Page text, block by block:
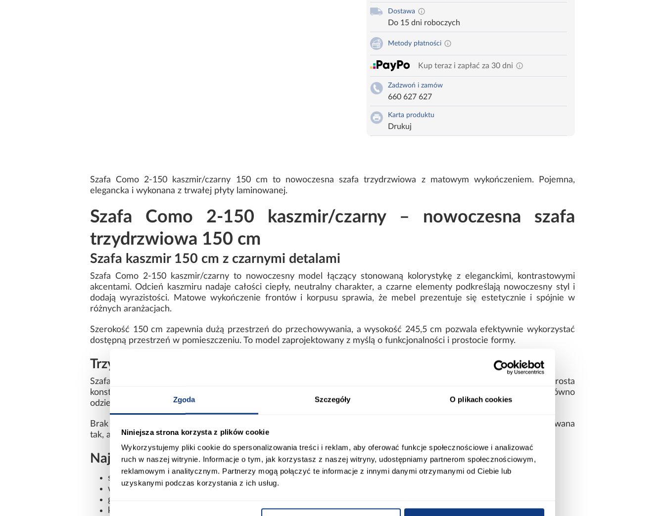
Zgoda Szczegóły O plikach cookies
Niniejsza strona korzysta z plików cookie
Wykorzystujemy pliki cookie do spersonalizowania treści i reklam, aby oferować funkcje społecznościowe i analizować
ruch w naszej witrynie. Informacje o tym, jak korzystasz z naszej witryny, udostępniamy partnerom społecznościowym,
reklamowym i analitycznym. Partnerzy mogą połączyć te informacje z innymi danymi otrzymanymi od Ciebie lub
uzyskanymi podczas korzystania z ich usług.
Dostawa
Do 15 dni roboczych
Metody płatności
Kup teraz i zapłać za 30 dni
Zadzwoń i zamów
660 627 627
Karta produktu
Drukuj
Szafa Como 2-150 kaszmir/czarny 150 cm to nowoczesna szafa trzydrzwiowa z matowym wykończeniem. Pojemna,
elegancka i wykonana z trwałej płyty laminowanej.
Szafa Como 2-150 kaszmir/czarny – nowoczesna szafa
trzydrzwiowa 150 cm
Szafa kaszmir 150 cm z czarnymi detalami
Szafa Como 2-150 kaszmir/czarny to nowoczesny model łączący stonowaną kolorystykę z eleganckimi, kontrastowymi
akcentami. Odcień kaszmiru nadaje całości ciepły, neutralny charakter, a czarne elementy podkreślają nowoczesny styl i
dodają wyrazistości. Matowe wykończenie frontów i korpusu sprawia, że mebel prezentuje się estetycznie i spójnie w
różnych aranżacjach.
Szerokość 150 cm zapewnia dużą przestrzeń do przechowywania, a wysokość 245,5 cm pozwala efektywnie wykorzystać
dostępną przestrzeń w pomieszczeniu. To model zaprojektowany z myślą o funkcjonalności i prostocie formy.
Trzydrzwiowa szafa Como – praktyczne wnętrze
Szafa została wyposażona w troje klasycznych drzwi, które umożliwiają wygodny dostęp do całej zawartości. Prosta
konstrukcja ułatwia organizację ubrań i dodatków, a głębokość 50 cm pozwala na komfortowe przechowywanie zarówno
odzieży wiszącej, jak i złożonej.
Brak lustra nadaje bryle minimalistyczny charakter i podkreśla jednolitą, nowoczesną formę. Szafa została zaprojektowana
tak, aby łączyć estetykę z codzienną wygodą użytkowania.
Najważniejsze cechy szafy Como 2-150
szerokość: 150 cm
wysokość: 245,5 cm
głębokość: 50 cm
kolor: kaszmir z czarnymi elementami